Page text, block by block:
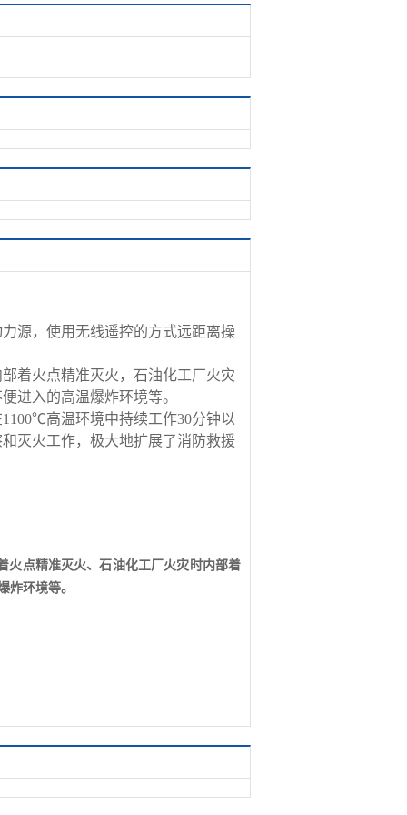
源，使用无线遥控的方式远距离操
着火点精准灭火，石油化工厂火灾
进入的高温爆炸环境等。
高温环境中持续工作30分钟以
灭火工作，极大地扩展了消防救援
火点精准灭火、石油化工厂火灾时内部着
炸环境等。